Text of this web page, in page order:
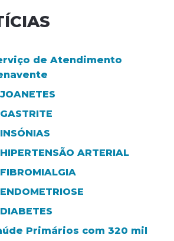
de Atendimento
ARTERIAL
Primários com 320 mil